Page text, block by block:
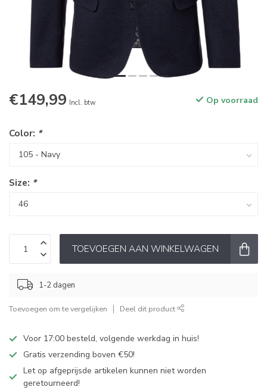
€149,99 Incl. btw Op voorraad
Color: *
Size: *
TOEVOEGEN AAN WINKELWAGEN
1-2 dagen
Toevoegen om te vergelijken Deel dit product
Voor 17:00 besteld, volgende werkdag in huis!
Gratis verzending boven €50!
Let op afgeprijsde artikelen kunnen niet worden
geretourneerd!